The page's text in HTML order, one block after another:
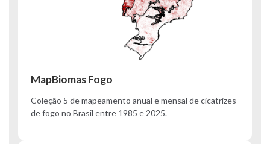
MapBiomas Fogo
Coleção 5 de mapeamento anual e mensal de cicatrizes
de fogo no Brasil entre 1985 e 2025.